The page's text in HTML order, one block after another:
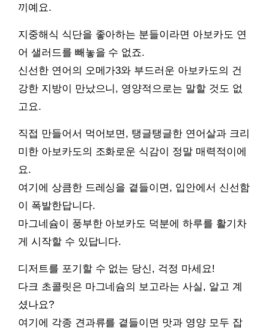
끼예요.
지중해식 식단을 좋아하는 분들이라면 아보카도 연
어 샐러드를 빼놓을 수 없죠.
신선한 연어의 오메가3와 부드러운 아보카도의 건
강한 지방이 만났으니, 영양적으로는 말할 것도 없
고요.
직접 만들어서 먹어보면, 탱글탱글한 연어살과 크리
미한 아보카도의 조화로운 식감이 정말 매력적이에
요.
여기에 상큼한 드레싱을 곁들이면, 입안에서 신선함
이 폭발한답니다.
마그네슘이 풍부한 아보카도 덕분에 하루를 활기차
게 시작할 수 있답니다.
디저트를 포기할 수 없는 당신, 걱정 마세요!
다크 초콜릿은 마그네슘의 보고라는 사실, 알고 계
셨나요?
여기에 각종 견과류를 곁들이면 맛과 영양 모두 잡